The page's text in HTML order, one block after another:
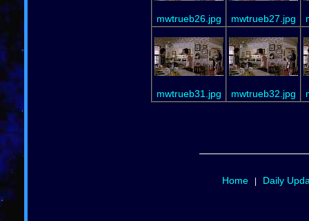
mwtrueb26.jpg mwtrueb27.jpg
mwtrueb31.jpg mwtrueb32.jpg
Home| Daily